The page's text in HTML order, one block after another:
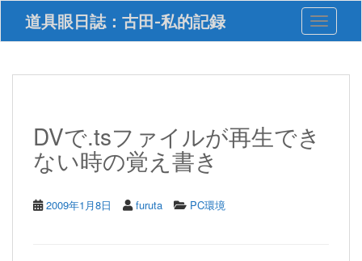
i
道具眼日誌：古田-私的記録 Toggle
DVで.tsファイルが再生でき
ない時の覚え書き
2009年1月8日 furuta PC環境